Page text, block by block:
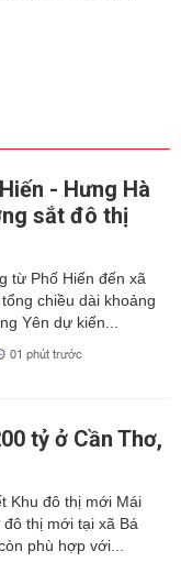
- Hưng Hà
sắt đô thị
từ Phố Hiến đến xã
chiều dài khoảng
Yên dự kiến...
01 phút trước
tỷ ở Cần Thơ,
Khu đô thị mới Mái
đô thị mới tại xã Bá
phù hợp với...